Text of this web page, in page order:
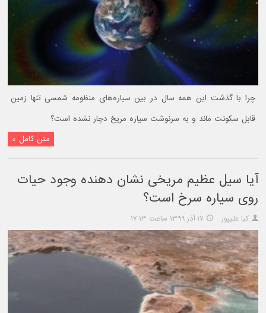
چرا با گذشت این همه سال در بین سیاره‌های منظومه شمسی تنها زمین
قابل سکونت ماند و به سرنوشت سیاره مریخ دچار نشده است؟
متن کامل »
آیا سیل عظیم مریخی نشان دهنده وجود حیات
روی سیاره سرخ است؟
کیا علیپور ۱۷ آذر ۱۳۹۹ ساعت ۱۷:۱۳